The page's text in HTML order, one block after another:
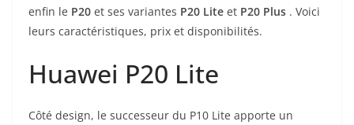
enfin le P20 et ses variantes P20 Lite et P20 Plus . Voici
leurs caractéristiques, prix et disponibilités.
Huawei P20 Lite
Côté design, le successeur du P10 Lite apporte un